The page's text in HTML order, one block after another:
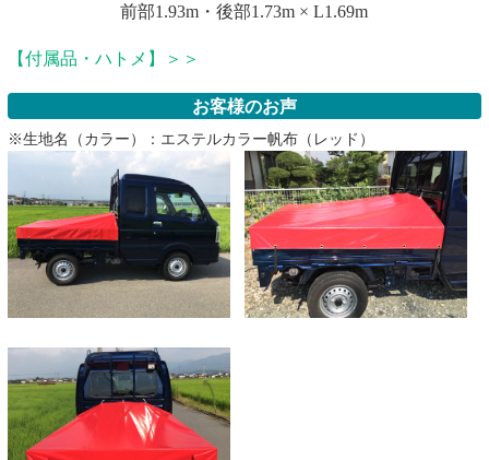
前部1.93m・後部1.73m × L1.69m
【付属品・ハトメ】＞＞
お客様のお声
※生地名（カラー）：エステルカラー帆布（レッド）